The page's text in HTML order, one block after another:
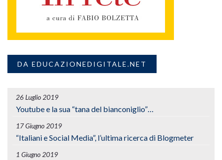
DA EDUCAZIONEDIGITALE.NET
26 Luglio 2019
Youtube e la sua “tana del bianconiglio”…
17 Giugno 2019
“Italiani e Social Media”, l’ultima ricerca di Blogmeter
1 Giugno 2019